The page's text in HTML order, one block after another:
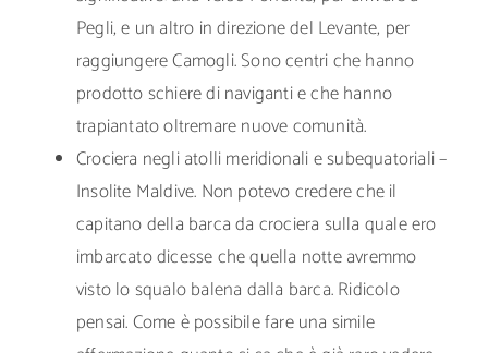
Pegli, e un altro in direzione del Levante, per
raggiungere Camogli. Sono centri che hanno
prodotto schiere di naviganti e che hanno
trapiantato oltremare nuove comunità.
Crociera negli atolli meridionali e subequatoriali –
Insolite Maldive. Non potevo credere che il
capitano della barca da crociera sulla quale ero
imbarcato dicesse che quella notte avremmo
visto lo squalo balena dalla barca. Ridicolo
pensai. Come è possibile fare una simile